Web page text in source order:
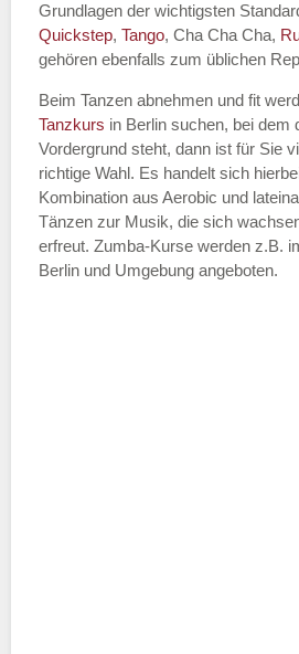
Tanzart*
Grundlagen der wichtigsten
Quickstep, Tango, Cha Cha Cha,
gehören ebenfalls zum üblichen
Beim Tanzen abnehmen und fit
Tanzkurs in Berlin suchen, bei dem
Vordergrund steht, dann ist für Sie
richtige Wahl. Es handelt sich
Kombination aus Aerobic und
Tänzen zur Musik, die sich
erfreut. Zumba-Kurse werden z.B.
Berlin und Umgebung angeboten.